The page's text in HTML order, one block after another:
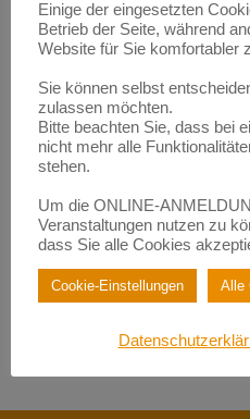
Neueste Kommentare
Empowerment durch
zuEigenlob stimmt!
Empowerment durch
werden | BerufsWege für Frauen
zuFundraisende – die „Eier-
Empowerment durch
zuFemale Empowerment im Main
Be happy – so werden Sie
Frauen e.V.
zuEigenlob stimmt!
Be happy – so werden Sie
Female Empowerment im Main
Einige der eingesetzten
Betrieb der Seite, während
Website für Sie komfortabler
Sie können selbst
zulassen möchten.
Bitte beachten Sie, dass bei
nicht mehr alle
stehen.
Um die ONLINE-
Veranstaltungen nutzen zu
dass Sie alle Cookies
Cookie-Einstellungen Alle